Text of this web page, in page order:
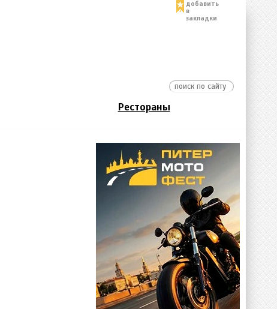
добавить
в
закладки
Рестораны